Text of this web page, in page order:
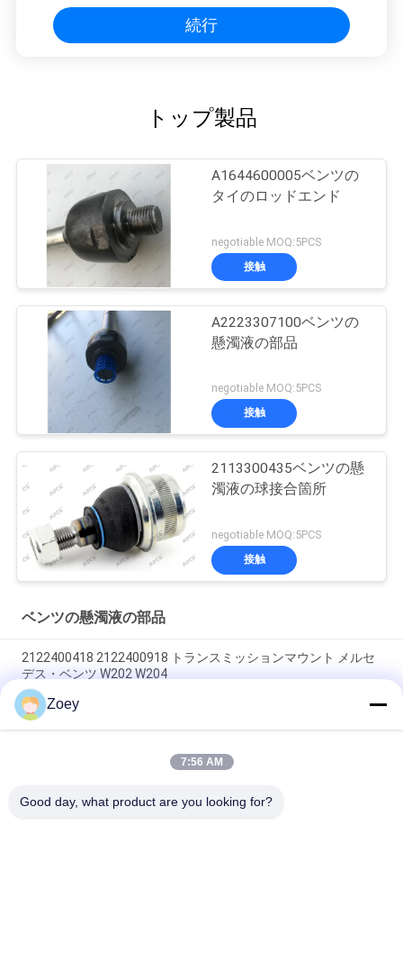
続行
トップ製品
A1644600005ベンツの
タイのロッドエンド
negotiable MOQ:5PCS
接触
A2223307100ベンツの
懸濁液の部品
negotiable MOQ:5PCS
接触
2113300435ベンツの懸
濁液の球接合箇所
negotiable MOQ:5PCS
接触
ベンツの懸濁液の部品
2122400418 2122400918 トランスミッションマウント メルセ
デス・ベンツ W202 W204
A2052405900 A2052406000 A205240300 エンジンマウント メ
ルセデス・ベンツ W205 S205
A4472410013 エンジンマウント 4472410313 4472410413 メ
Zoey
7:56 AM
Good day, what product are you looking for?